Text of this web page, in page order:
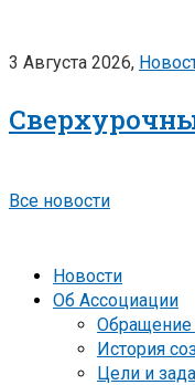
3 Августа 2026,
Все новости
Новости
Об Ассоциации
История
Цели и